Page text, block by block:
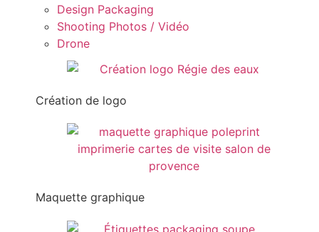
Design Packaging
Shooting Photos / Vidéo
Drone
Création de logo
Maquette graphique